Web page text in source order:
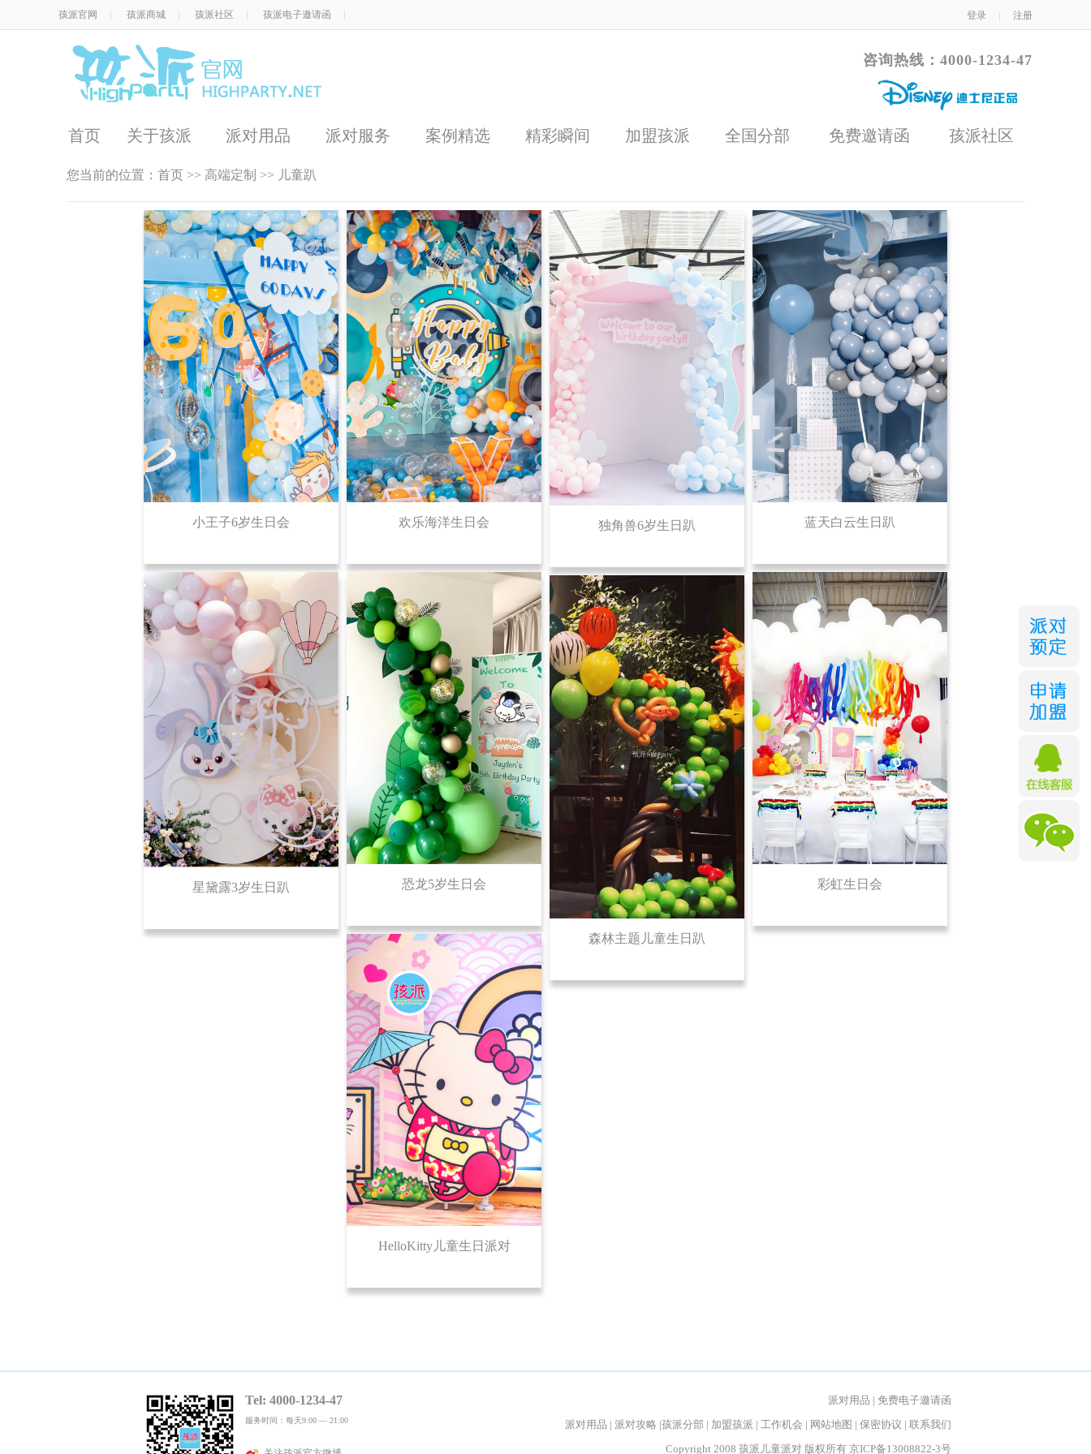
孩派官网 孩派商城 孩派社区 孩派电子邀请函 登录 注册
咨询热线：4000-1234-47
首页 关于孩派 派对用品 派对服务 案例精选 精彩瞬间 加盟孩派 全国分部 免费邀请函 孩派社区
您当前的位置： 首页 >> 高端定制 >> 儿童趴
小王子6岁生日会 欢乐海洋生日会 独角兽6岁生日趴 蓝天白云生日趴
星黛露3岁生日趴 恐龙5岁生日会 彩虹生日会
森林主题儿童生日趴
HelloKitty儿童生日派对
Tel: 4000-1234-47
服务时间：每天9:00 — 21:00
派对用品 | 免费电子邀请函
派对用品 | 派对攻略 |孩派分部 | 加盟孩派 | 工作机会 | 网站地图 | 保密协议 | 联系我们
Copyright 2008 孩派儿童派对 版权所有 京ICP备13008822-3号